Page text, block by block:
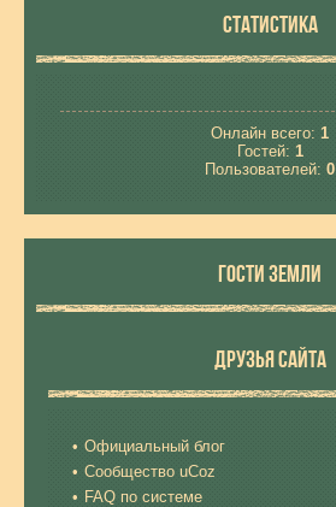
СТАТИСТИКА
Онлайн всего: 1
Гостей: 1
Пользователей: 0
ГОСТИ ЗЕМЛИ
ДРУЗЬЯ САЙТА
Официальный блог
Сообщество uCoz
FAQ по системе